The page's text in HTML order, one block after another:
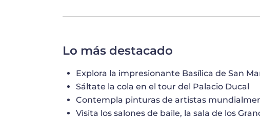
Lo más destacado
Explora la impresionante Basílica de San
Sáltate la cola en el tour del Palacio Ducal
Contempla pinturas de artistas
Visita los salones de baile, la sala de los